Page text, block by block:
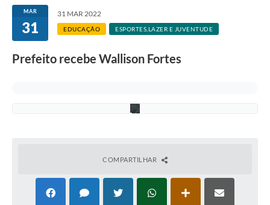
MAR
31
31 MAR 2022
EDUCAÇÃO ESPORTES,LAZER E JUVENTUDE
Prefeito recebe Wallison Fortes
e
w
A
COMPARTILHAR